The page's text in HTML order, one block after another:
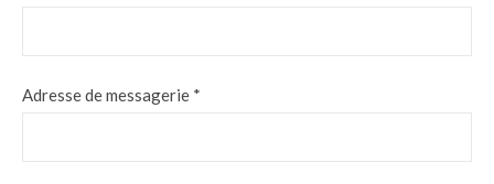
Adresse de messagerie *